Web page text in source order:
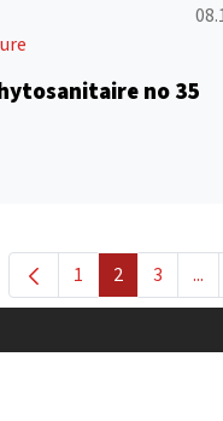
no 35
Page
1 Page
2 Page
3 ...